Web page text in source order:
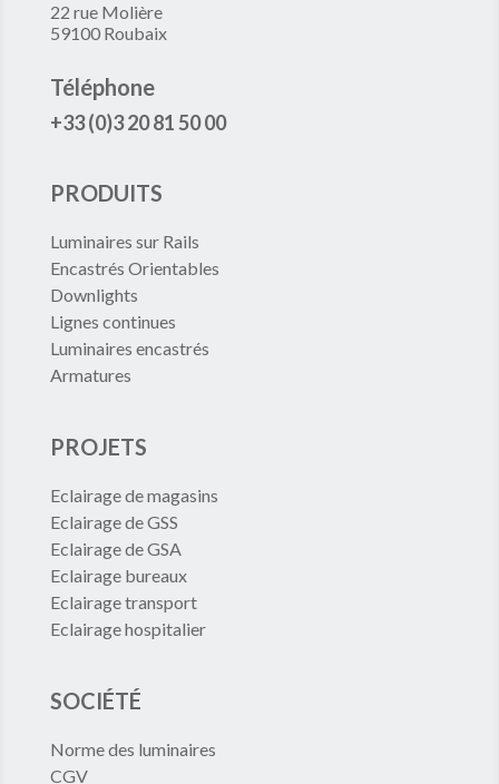
22 rue Molière
59100 Roubaix
Téléphone
+33 (0)3 20 81 50 00
PRODUITS
Luminaires sur Rails
Encastrés Orientables
Downlights
Lignes continues
Luminaires encastrés
Armatures
PROJETS
Eclairage de magasins
Eclairage de GSS
Eclairage de GSA
Eclairage bureaux
Eclairage transport
Eclairage hospitalier
SOCIÉTÉ
Norme des luminaires
CGV